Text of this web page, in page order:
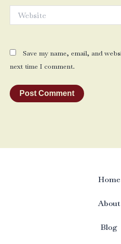
Save my name, email, and
next time I comment.
Home
About
Blog